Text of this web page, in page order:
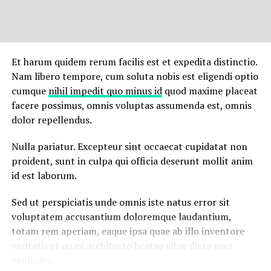
earum rerum hictenetur a sapientedelectus, ut aut
reiciendis voluptatibus maiores alias consequatur aut
perferendis doloribus asperiores repellat.
Lorem ipsum dolor sit amet, consectetur adipisicing elit,
sed do eiusmod tempor incididunt ut labore et dolore
magna aliqua. Ut enim
exercitation ullamco laboris nisi ut aliquip ex ea
commodo consequat.
aspernatur aut odit aut fugit, sed quia consequuntur
magni dolores eos qui ratione voluptatem sequi
nesciunt.
Et harum quidem rerum facilis est et expedita distinctio.
Nam libero tempore, cum soluta nobis est eligendi optio
cumque nihil impedit quo minus idquod maxime placeat
facere possimus, omnis voluptas assumenda est, omnis
dolor repellendus.
Nulla pariatur. Excepteur sint occaecat cupidatat non
proident, sunt in culpa qui officia deserunt mollit anim
id est laborum.
Sed ut perspiciatis unde omnis iste natus error sit
voluptatem accusantium doloremque laudantium,
totam rem aperiam, eaque ipsa quae ab illo inventore
veritatis et quasi architecto beatae vitae dicta sunt